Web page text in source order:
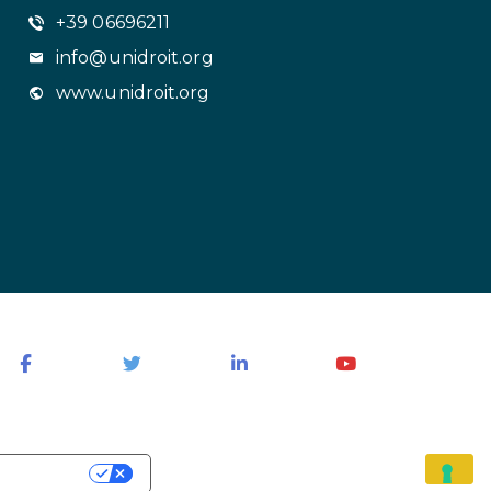
+39 06696211
info@unidroit.org
www.unidroit.org